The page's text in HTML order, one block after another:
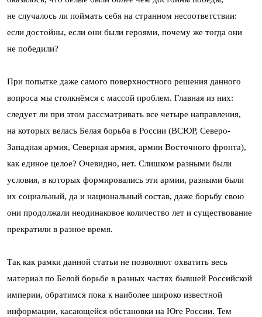
не случалось ли поймать себя на странном несоответствии:
если достойны, если они были героями, почему же тогда они
не победили?
При попытке даже самого поверхностного решения данного
вопроса мы столкнёмся с массой проблем. Главная из них:
следует ли при этом рассматривать все четыре направления,
на которых велась Белая борьба в России (ВСЮР, Северо-
Западная армия, Северная армия, армии Восточного фронта),
как единое целое? Очевидно, нет. Слишком разными были
условия, в которых формировались эти армии, разными были
их социальный, да и национальный состав, даже борьбу свою
они продолжали неодинаковое количество лет и существование
прекратили в разное время.
Так как рамки данной статьи не позволяют охватить весь
материал по Белой борьбе в разных частях бывшей Российской
империи, обратимся пока к наиболее широко известной
информации, касающейся обстановки на Юге России. Тем